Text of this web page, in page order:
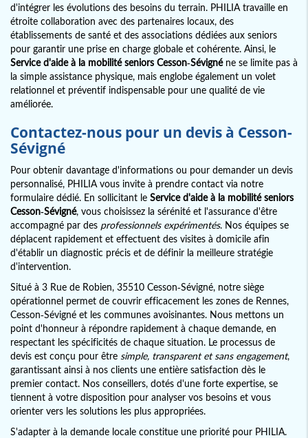
d'intégrer les évolutions des besoins du terrain. PHILIA travaille en
étroite collaboration avec des partenaires locaux, des
établissements de santé et des associations dédiées aux seniors
pour garantir une prise en charge globale et cohérente. Ainsi, le
Service d'aide à la mobilité seniors Cesson-Sévignéne se limite pas à
la simple assistance physique, mais englobe également un volet
relationnel et préventif indispensable pour une qualité de vie
améliorée.
Contactez-nous pour un devis à Cesson-
Sévigné
Pour obtenir davantage d'informations ou pour demander un devis
personnalisé, PHILIA vous invite à prendre contact via notre
formulaire dédié. En sollicitant le Service d'aide à la mobilité seniors
Cesson-Sévigné, vous choisissez la sérénité et l'assurance d'être
accompagné par des professionnels expérimentés. Nos équipes se
déplacent rapidement et effectuent des visites à domicile afin
d'établir un diagnostic précis et de définir la meilleure stratégie
d'intervention.
Situé à 3 Rue de Robien, 35510 Cesson-Sévigné, notre siège
opérationnel permet de couvrir efficacement les zones de Rennes,
Cesson-Sévigné et les communes avoisinantes. Nous mettons un
point d'honneur à répondre rapidement à chaque demande, en
respectant les spécificités de chaque situation. Le processus de
devis est conçu pour être simple, transparent et sans engagement,
garantissant ainsi à nos clients une entière satisfaction dès le
premier contact. Nos conseillers, dotés d'une forte expertise, se
tiennent à votre disposition pour analyser vos besoins et vous
orienter vers les solutions les plus appropriées.
S'adapter à la demande locale constitue une priorité pour PHILIA.